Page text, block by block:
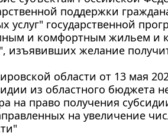
поддержки
государственной
и комфортным жильем и
изъявивших желание
области от 13 мая
из областного бюджета
на право получения
на увеличение